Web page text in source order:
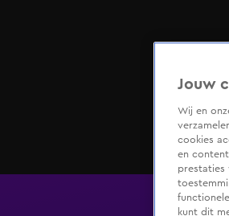
Jouw
Wij en
cookies
en
prestaties
kunt dit